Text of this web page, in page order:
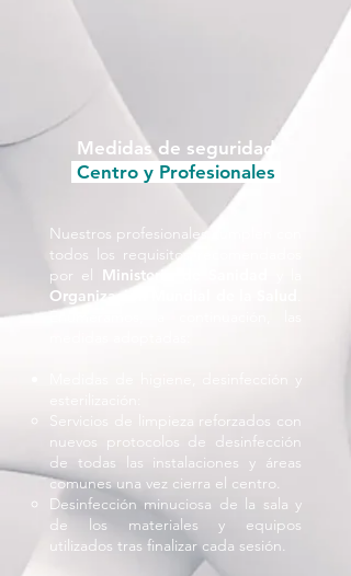
Medidas de seguridad
Centro y Profesionales
Nuestros profesionales cumplen con
todos los requisitos recomendados
por el Ministerio de Sanidad
Organización Mundial de la Salud
Enumeramos, a continuación, las
Medidas de higiene, desinfección y
​Servicios de limpieza reforzados con
nuevos protocolos de desinfección
de todas las instalaciones y áreas
comunes una vez cierra el centro.
Desinfección minuciosa de la sala y
de los materiales y equipos
utilizados tras finalizar cada sesión.